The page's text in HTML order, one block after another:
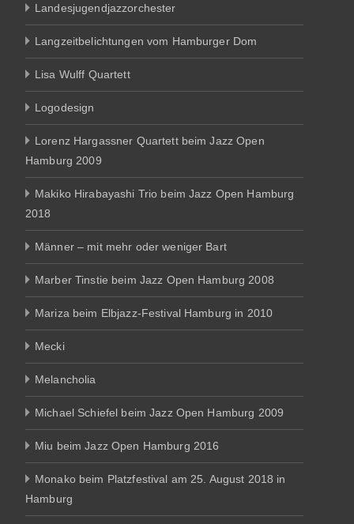
Landesjugendjazzorchester
Langzeitbelichtungen vom Hamburger Dom
Lisa Wulff Quartett
Logodesign
Lorenz Hargassner Quartett beim Jazz Open
Hamburg 2009
Makiko Hirabayashi Trio beim Jazz Open Hamburg
2018
Männer – mit mehr oder weniger Bart
Marber Tinstie beim Jazz Open Hamburg 2008
Mariza beim Elbjazz-Festival Hamburg in 2010
Mecki
Melancholia
Michael Schiefel beim Jazz Open Hamburg 2009
Miu beim Jazz Open Hamburg 2016
Monako beim Platzfestival am 25. August 2018 in
Hamburg